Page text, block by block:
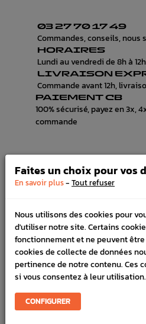
03 27 70 17 49
Commandes, conseils, nous
HORAIRES
Lundi au vendredi de 8h à
LIVRAISON
Commande avant 12h,
PAIEMENT CB
100% sécurisé, payez en 3x,
commande
DÉTAILS DU PRODUIT
VÉHICULES COMPATIBLE
Référence :2333
En stock : 1
FICHE TECHNIQUE
Chassis
Anti-roulis & Links
Faites un choix pour vos
En savoir plus- Tout refuser
Nous utilisons des cookies pour
d'utiliser notre site. Certains
fonctionnement et ne peuvent
cookies de collecte de données
pertinence de notre contenu. Ces
si vous consentez à leur utilisation.
CONFIGURER